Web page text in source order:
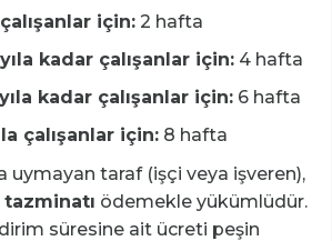
için: 2 hafta
kadar çalışanlar için: 4 hafta
kadar çalışanlar için: 6 hafta
çalışanlar için: 8 hafta
uymayan taraf (işçi veya işveren),
ödemekle yükümlüdür.
süresine ait ücreti peşin